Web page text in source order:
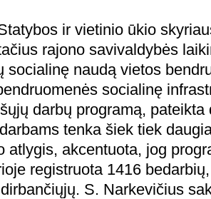
ir vietinio ūkio
rajono savivaldybės
socialinę naudą vietos
socialinę
darbų programą, pateikta
tenka šiek tiek
atlygis, akcentuota, jog
registruota 1416
S. Narkevičius